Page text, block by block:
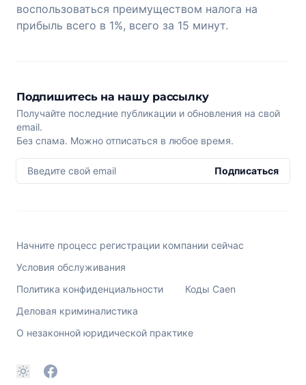
воспользоваться преимуществом налога на
прибыль всего в 1%, всего за 15 минут.
Подпишитесь на нашу рассылку
Получайте последние публикации и обновления на свой
email.
Без спама. Можно отписаться в любое время.
Введите свой email Подписаться
Начните процесс регистрации компании сейчас
Условия обслуживания
Политика конфиденциальности
Коды Caen
Деловая криминалистика
О незаконной юридической практике